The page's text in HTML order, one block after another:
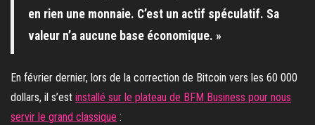
en rien une monnaie. C’est un actif spéculatif. Sa
valeur n’a aucune base économique. »
En février dernier, lors de la correction de Bitcoin vers les 60 000
dollars, il s’est installé sur le plateau de BFM Business pour nous
servir le grand classique :